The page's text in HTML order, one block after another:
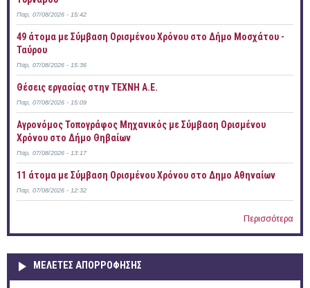
Παρ, 07/08/2026 - 15:42
49 άτομα με Σύμβαση Ορισμένου Χρόνου στο Δήμο Μοσχάτου -
Ταύρου
Παρ, 07/08/2026 - 15:36
Θέσεις εργασίας στην ΤΕΧΝΗ Α.Ε.
Παρ, 07/08/2026 - 15:09
Αγρονόμος Τοπογράφος Μηχανικός με Σύμβαση Ορισμένου
Χρόνου στο Δήμο Θηβαίων
Παρ, 07/08/2026 - 13:17
11 άτομα με Σύμβαση Ορισμένου Χρόνου στο Δημο Αθηναίων
Παρ, 07/08/2026 - 12:32
Περισσότερα
ΜΕΛΕΤΕΣ ΑΠΟΡΡΟΦΗΣΗΣ